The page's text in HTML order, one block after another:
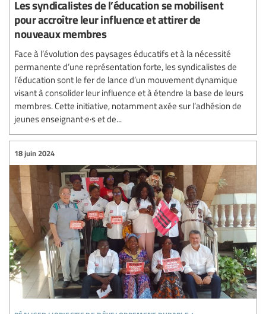
Les syndicalistes de l’éducation se mobilisent
pour accroître leur influence et attirer de
nouveaux membres
Face à l’évolution des paysages éducatifs et à la nécessité
permanente d’une représentation forte, les syndicalistes de
l’éducation sont le fer de lance d’un mouvement dynamique
visant à consolider leur influence et à étendre la base de leurs
membres. Cette initiative, notamment axée sur l’adhésion de
jeunes enseignant·e·s et de...
18 juin 2024